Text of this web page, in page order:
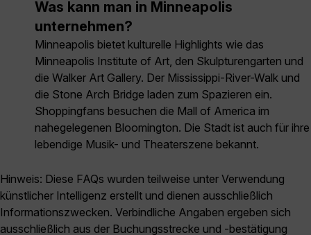
Was kann man in Minneapolis
unternehmen?
Minneapolis bietet kulturelle Highlights wie das
Minneapolis Institute of Art, den Skulpturengarten und
die Walker Art Gallery. Der Mississippi-River-Walk und
die Stone Arch Bridge laden zum Spazieren ein.
Shoppingfans besuchen die Mall of America im
nahegelegenen Bloomington. Die Stadt ist auch für ihre
lebendige Musik- und Theaterszene bekannt.
Hinweis: Diese FAQs wurden teilweise unter Verwendung
künstlicher Intelligenz erstellt und dienen ausschließlich
Informationszwecken. Verbindliche Angaben ergeben sich
ausschließlich aus der Buchungsstrecke und -bestätigung